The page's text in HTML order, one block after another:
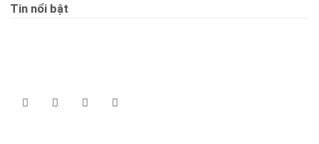
Tin nổi bật